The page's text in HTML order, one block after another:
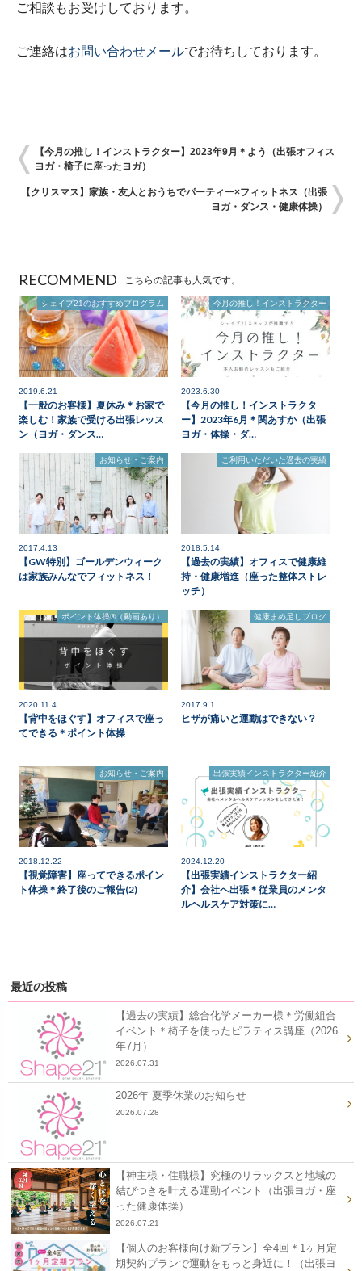
ご相談もお受けしております。
ご連絡はお問い合わせメールでお待ちしております。
【今月の推し！インストラクター】2023年9月＊よう（出張オフィス
ヨガ・椅子に座ったヨガ）
【クリスマス】家族・友人とおうちでパーティー×フィットネス（出張
ヨガ・ダンス・健康体操）
RECOMMEND こちらの記事も人気です。
シェイプ21のおすすめプログラム
2019.6.21
【一般のお客様】夏休み＊お家で
楽しむ！家族で受ける出張レッス
ン（ヨガ・ダンス…
今月の推し！インストラクター
2023.6.30
【今月の推し！インストラクタ
ー】2023年6月＊関あすか（出張
ヨガ・体操・ダ…
お知らせ・ご案内
2017.4.13
【GW特別】ゴールデンウィーク
は家族みんなでフィットネス！
ご利用いただいた過去の実績
2018.5.14
【過去の実績】オフィスで健康維
持・健康増進（座った整体ストレ
ッチ）
ポイント体操®（動画あり）
2020.11.4
【背中をほぐす】オフィスで座っ
てできる＊ポイント体操
健康まめ足しブログ
2017.9.1
ヒザが痛いと運動はできない？
お知らせ・ご案内
2018.12.22
【視覚障害】座ってできるポイン
ト体操＊終了後のご報告(2)
出張実績インストラクター紹介
2024.12.20
【出張実績インストラクター紹
介】会社へ出張＊従業員のメンタ
ルヘルスケア対策に…
最近の投稿
【過去の実績】総合化学メーカー様＊労働組合
イベント＊椅子を使ったピラティス講座（2026
年7月）
2026.07.31
2026年 夏季休業のお知らせ
2026.07.28
【神主様・住職様】究極のリラックスと地域の
結びつきを叶える運動イベント（出張ヨガ・座
った健康体操）
2026.07.21
【個人のお客様向け新プラン】全4回＊1ヶ月定
期契約プランで運動をもっと身近に！（出張ヨ